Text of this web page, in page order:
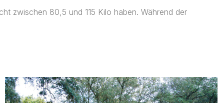
zwischen 80,5 und 115 Kilo haben. Während der